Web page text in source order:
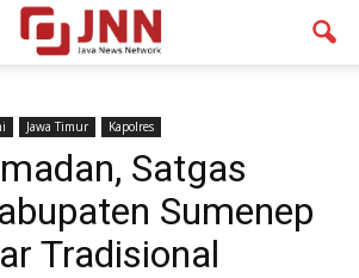
Jawa Timur Kapolres
Satgas
Sumenep
Tradisional